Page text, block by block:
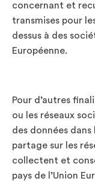
concernant et
transmises pour
dessus à des
Européenne.
Pour d’autres
ou les réseaux
des données
partage sur les
collectent et
pays de l’Union